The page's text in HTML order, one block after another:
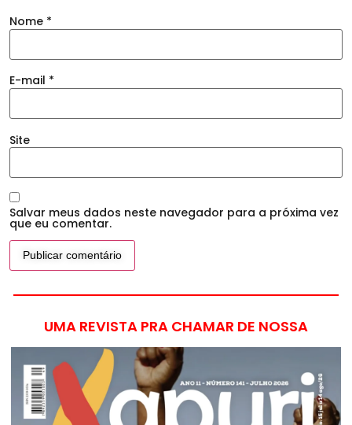
Nome *
E-mail *
Site
Salvar meus dados neste navegador para a próxima vez
que eu comentar.
UMA REVISTA PRA CHAMAR DE NOSSA